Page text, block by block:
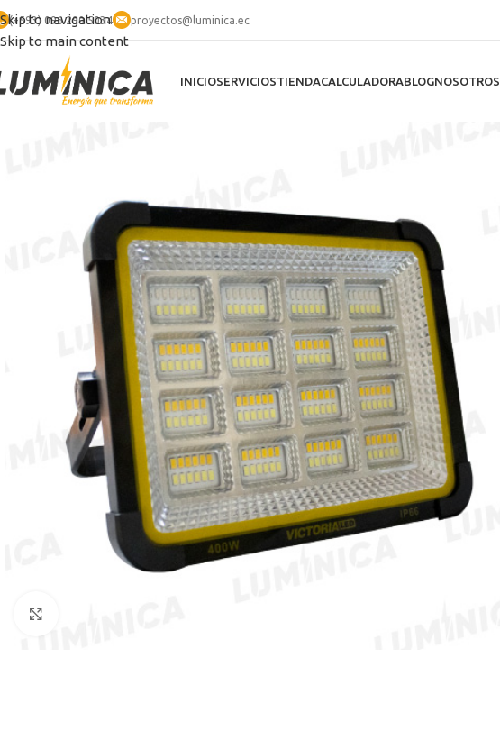
Skip to navigation
Skip to main content
(+593) 096 290 5034 proyectos@luminica.ec
INICIOSERVICIOSTIENDACALCULADORABLOGNOSOTROS